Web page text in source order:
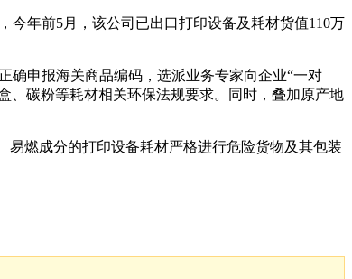
年前5月，该公司已出口打印设备及耗材货值110万
申报海关商品编码，选派业务专家向企业“一对
、碳粉等耗材相关环保法规要求。同时，叠加原产地
燃成分的打印设备耗材严格进行危险货物及其包装